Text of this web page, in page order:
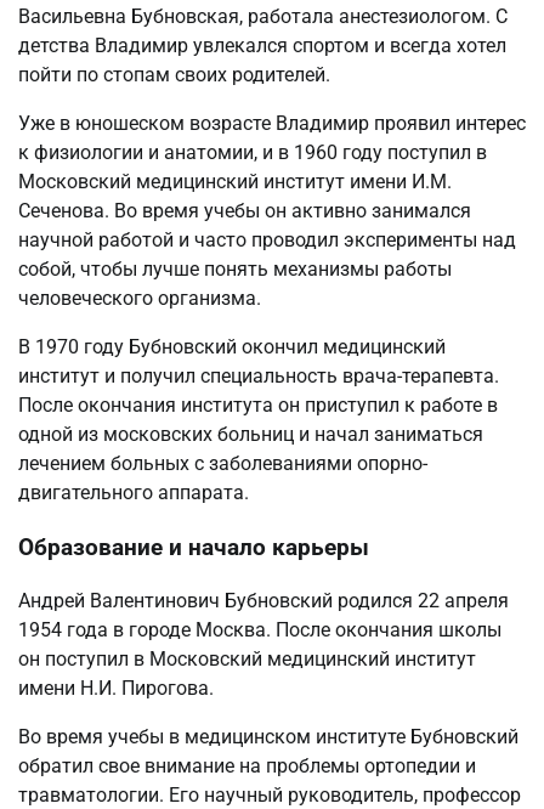
Васильевна Бубновская, работала анестезиологом. С
детства Владимир увлекался спортом и всегда хотел
пойти по стопам своих родителей.
Уже в юношеском возрасте Владимир проявил интерес
к физиологии и анатомии, и в 1960 году поступил в
Московский медицинский институт имени И.М.
Сеченова. Во время учебы он активно занимался
научной работой и часто проводил эксперименты над
собой, чтобы лучше понять механизмы работы
человеческого организма.
В 1970 году Бубновский окончил медицинский
институт и получил специальность врача-терапевта.
После окончания института он приступил к работе в
одной из московских больниц и начал заниматься
лечением больных с заболеваниями опорно-
двигательного аппарата.
Образование и начало карьеры
Андрей Валентинович Бубновский родился 22 апреля
1954 года в городе Москва. После окончания школы
он поступил в Московский медицинский институт
имени Н.И. Пирогова.
Во время учебы в медицинском институте Бубновский
обратил свое внимание на проблемы ортопедии и
травматологии. Его научный руководитель, профессор